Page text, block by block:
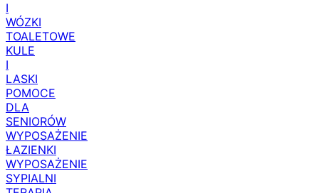
KRZESŁA
I
WÓZKI
TOALETOWE
KULE
I
LASKI
POMOCE
DLA
SENIORÓW
WYPOSAŻENIE
ŁAZIENKI
WYPOSAŻENIE